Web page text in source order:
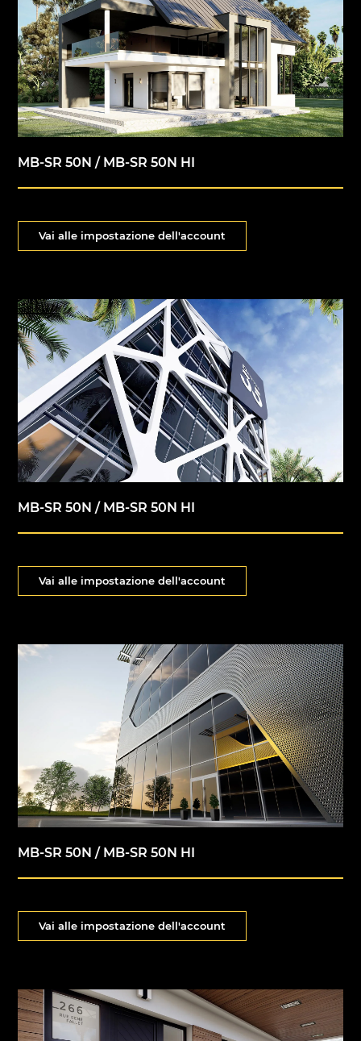
MB-SR 50N / MB-SR 50N HI
Vai alle impostazione dell'account
MB-SR 50N / MB-SR 50N HI
Vai alle impostazione dell'account
MB-SR 50N / MB-SR 50N HI
Vai alle impostazione dell'account